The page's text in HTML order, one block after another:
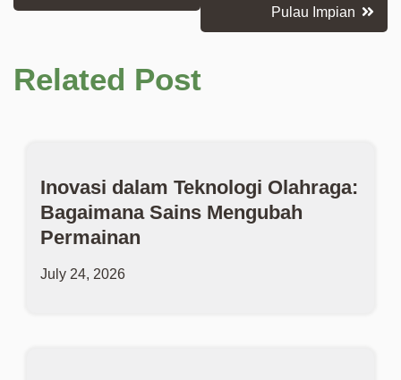
Pulau Impian
Related Post
Inovasi dalam Teknologi Olahraga:
Bagaimana Sains Mengubah
Permainan
July 24, 2026